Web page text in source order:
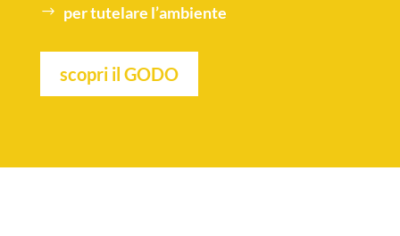
per tutelare l’ambiente
scopri il GODO